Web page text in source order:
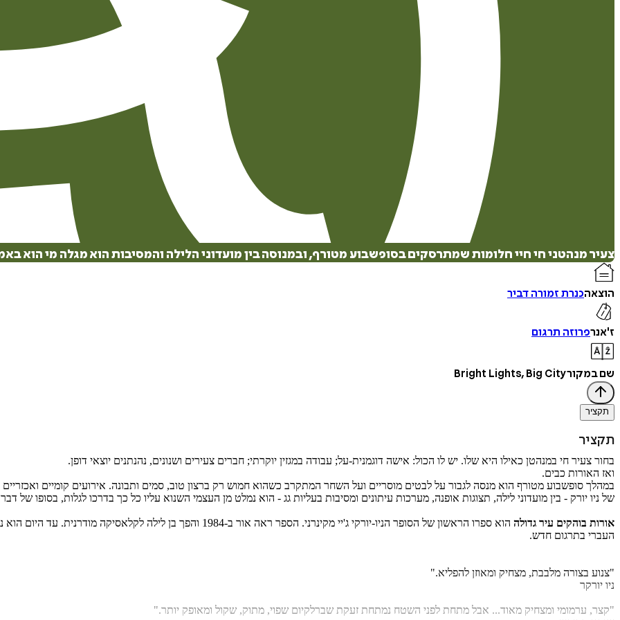
צעיר מנהטני חי חיי חלומות שמתרסקים בסופשבוע מטורף, ובמנוסה בין מועדוני הלילה והמסיבות הוא מגלה מי הוא
הוצאהכנרת זמורה דביר
ז'אנרפרוזה תרגום
שם במקורBright Lights, Big City
תקציר
תקציר
בחור צעיר חי במנהטן כאילו היא שלו. יש לו הכול: אישה דוגמנית-על; עבודה במגזין יוקרתי; חברים צעירים ושנונים, נהנתנים יוצאי דופן.
ואז האורות כבים.
במהלך סופשבוע מטורף הוא מנסה לגבור על לבטים מוסריים ועל השחר המתקרב כשהוא חמוש רק ברצון טוב, סמים ותבונה. אירועים קומיים
של ניו יורק - בין מועדוני לילה, תצוגות אופנה, מערכות עיתונים ומסיבות בעליות גג - הוא נמלט מן העצמי השנוא עליו כל כך בדרכו לגלות, בסופו של
אורות בוהקים עיר גדולה
העברי בתרגום חדש.
"צנוע בצורה מלבבת, מצחיק ומאוזן להפליא."
ניו יורקר
"קצר, ערמומי ומצחיק מאוד... אבל מתחת לפני השטח נמתחת זעקת שברלקיום שפוי, מתוק, שקול ומאופק יותר."